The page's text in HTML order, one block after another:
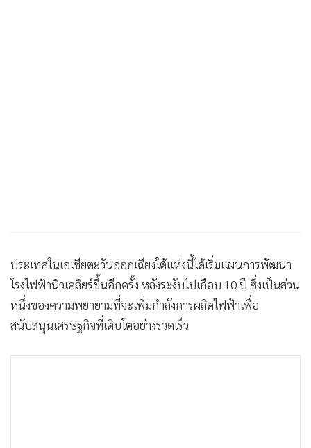
ประเทศในเอเชียตะวันออกเฉียงใต้แห่งนี้ได้เริ่มแผนการพัฒนา
โรงไฟฟ้านิวเคลียร์ขึ้นอีกครั้ง หลังระงับไปเกือบ 10 ปี ซึ่งเป็นส่วน
หนึ่งของความพยายามที่จะเพิ่มกำลังการผลิตไฟฟ้าเพื่อ
สนับสนุนเศรษฐกิจที่เติบโตอย่างรวดเร็ว